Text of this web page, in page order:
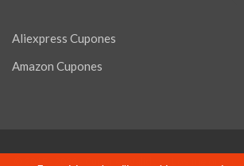
Aliexpress Cupones
Amazon Cupones